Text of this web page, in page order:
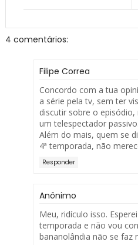
4 comentários:
Filipe Correa
Concordo com a tua
a série pela tv, sem ter
discutir sobre o
um telespectador passivo.
Além do mais, quem se
4ª temporada, não
Responder
Anônimo
Meu, ridículo isso.
temporada e não vou
bananolândia não se faz